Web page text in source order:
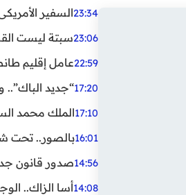
23:34السفير
23:06سبتة ليست
22:59عامل إقليم
17:20“جديد الباك”..
17:10الملك محمد السادس
16:01بالصور.. تحت
14:56صدور قانون جديد يُنهي نظام 12 ساعة.. أعوان
14:08أسا الزاك..